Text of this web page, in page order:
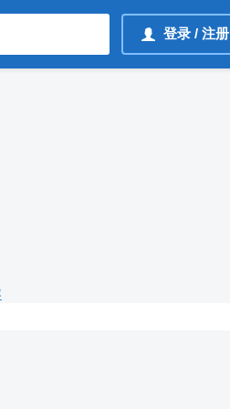
登录 / 注册